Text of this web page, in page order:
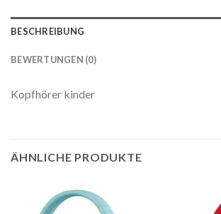
BESCHREIBUNG
BEWERTUNGEN (0)
Kopfhörer kinder
ÄHNLICHE PRODUKTE